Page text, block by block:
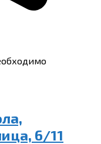
6/11